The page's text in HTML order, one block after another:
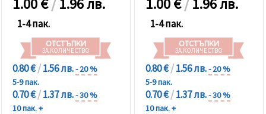
1-4 пак.
ОТСТЪПКИ
ЗА КОЛИЧЕСТВО
0.80 €/1.56 лв.- 20 %
5-9 пак.
0.70 €/1.37 лв.- 30 %
10 пак. +
1-4 пак.
ОТСТЪПКИ
ЗА КОЛИЧЕСТВО
0.80 €/1.56 лв.- 20 %
5-9 пак.
0.70 €/1.37 лв.- 30 %
10 пак. +